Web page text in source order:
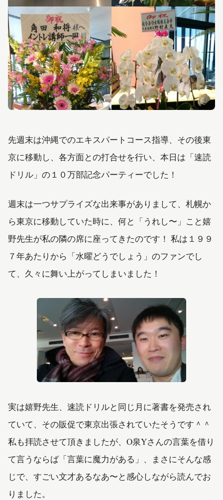
先週末は沖縄でのエキスパートコース指導、その後東
京に移動し、各方面との打合せを行い、本日は「速読
ドリル」の１０万部記念パーティーでした！
週末は一つサプライズな出来事がありまして、札幌か
ら東京に移動していた時に、何と「うれし〜」こと嬉
野先生が私の隣の席に座ってきたのです！ 私は１９９
７年あたりから「水曜どうでしょう」のファンでし
て、久々に舞い上がってしまいました！
実は嬉野先生、速読ドリルと同じ月に著書を発売され
ていて、その販促で東京出張されていたそうです＾＾
私も拝読させて頂きましたが、O泉Yさんの言葉を借り
て言うならば「言葉に魔力がある」、まさにそんな感
じで、すごい文才あるなあ〜と感心しながら読んでお
りました。